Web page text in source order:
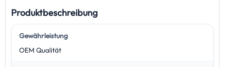
Produktbeschreibung
Gewährleistung
OEM Qualität